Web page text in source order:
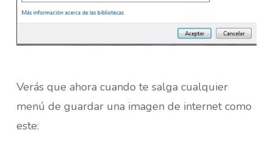
Verás que ahora cuando te salga cualquier
menú de guardar una imagen de internet como
este: